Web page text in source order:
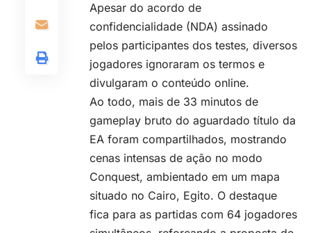
Apesar do acordo de
confidencialidade (NDA) assinado
pelos participantes dos testes, diversos
jogadores ignoraram os termos e
divulgaram o conteúdo online.
Ao todo, mais de 33 minutos de
gameplay bruto do aguardado título da
EA foram compartilhados, mostrando
cenas intensas de ação no modo
Conquest, ambientado em um mapa
situado no Cairo, Egito. O destaque
fica para as partidas com 64 jogadores